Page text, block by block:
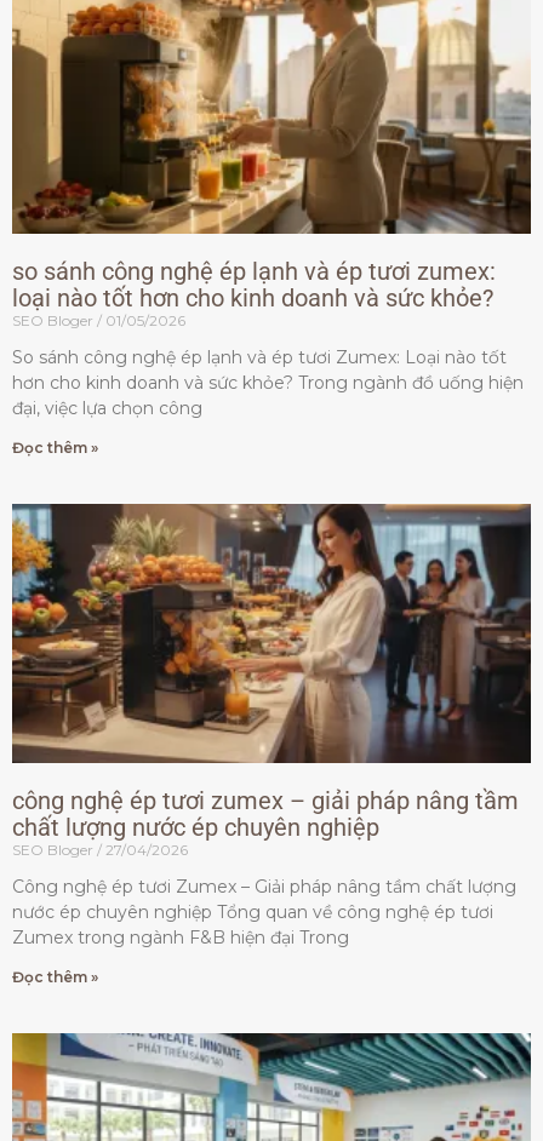
so sánh công nghệ ép lạnh và ép tươi zumex:
loại nào tốt hơn cho kinh doanh và sức khỏe?
SEO Bloger 01/05/2026
So sánh công nghệ ép lạnh và ép tươi Zumex: Loại nào tốt
hơn cho kinh doanh và sức khỏe? Trong ngành đồ uống hiện
đại, việc lựa chọn công
Đọc thêm »
công nghệ ép tươi zumex – giải pháp nâng tầm
chất lượng nước ép chuyên nghiệp
SEO Bloger 27/04/2026
Công nghệ ép tươi Zumex – Giải pháp nâng tầm chất lượng
nước ép chuyên nghiệp Tổng quan về công nghệ ép tươi
Zumex trong ngành F&B hiện đại Trong
Đọc thêm »